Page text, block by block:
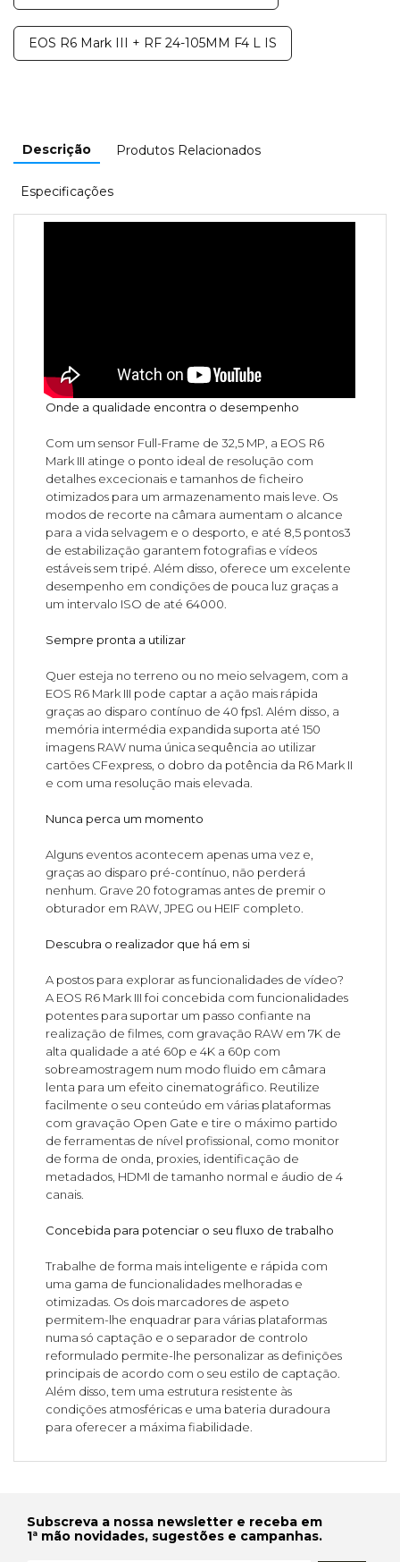
EOS R6 Mark III + RF 24-105MM F4 L IS
Descrição Produtos Relacionados
Especificações
Onde a qualidade encontra o desempenho
Com um sensor Full-Frame de 32,5 MP, a EOS R6
Mark III atinge o ponto ideal de resolução com
detalhes excecionais e tamanhos de ficheiro
otimizados para um armazenamento mais leve. Os
modos de recorte na câmara aumentam o alcance
para a vida selvagem e o desporto, e até 8,5 pontos3
de estabilização garantem fotografias e vídeos
estáveis sem tripé. Além disso, oferece um excelente
desempenho em condições de pouca luz graças a
um intervalo ISO de até 64000.
Sempre pronta a utilizar
Quer esteja no terreno ou no meio selvagem, com a
EOS R6 Mark III pode captar a ação mais rápida
graças ao disparo contínuo de 40 fps1. Além disso, a
memória intermédia expandida suporta até 150
imagens RAW numa única sequência ao utilizar
cartões CFexpress, o dobro da potência da R6 Mark II
e com uma resolução mais elevada.
Nunca perca um momento
Alguns eventos acontecem apenas uma vez e,
graças ao disparo pré-contínuo, não perderá
nenhum. Grave 20 fotogramas antes de premir o
obturador em RAW, JPEG ou HEIF completo.
Descubra o realizador que há em si
A postos para explorar as funcionalidades de vídeo?
A EOS R6 Mark III foi concebida com funcionalidades
potentes para suportar um passo confiante na
realização de filmes, com gravação RAW em 7K de
alta qualidade a até 60p e 4K a 60p com
sobreamostragem num modo fluido em câmara
lenta para um efeito cinematográfico. Reutilize
facilmente o seu conteúdo em várias plataformas
com gravação Open Gate e tire o máximo partido
de ferramentas de nível profissional, como monitor
de forma de onda, proxies, identificação de
metadados, HDMI de tamanho normal e áudio de 4
canais.
Concebida para potenciar o seu fluxo de trabalho
Trabalhe de forma mais inteligente e rápida com
uma gama de funcionalidades melhoradas e
otimizadas. Os dois marcadores de aspeto
permitem-lhe enquadrar para várias plataformas
numa só captação e o separador de controlo
reformulado permite-lhe personalizar as definições
principais de acordo com o seu estilo de captação.
Além disso, tem uma estrutura resistente às
condições atmosféricas e uma bateria duradoura
para oferecer a máxima fiabilidade.
Subscreva a nossa newsletter e receba em
1ª mão novidades, sugestões e campanhas.